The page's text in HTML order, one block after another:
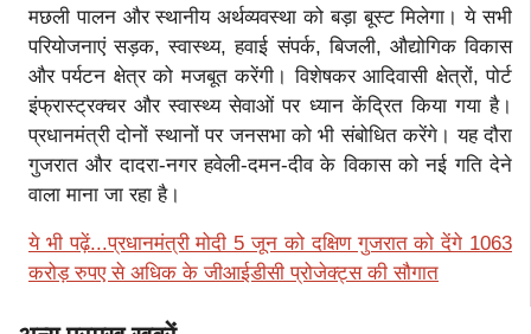
मछली पालन और स्थानीय अर्थव्यवस्था को बड़ा बूस्ट मिलेगा। ये सभी
परियोजनाएं सड़क, स्वास्थ्य, हवाई संपर्क, बिजली, औद्योगिक विकास
और पर्यटन क्षेत्र को मजबूत करेंगी। विशेषकर आदिवासी क्षेत्रों, पोर्ट
इंफ्रास्ट्रक्चर और स्वास्थ्य सेवाओं पर ध्यान केंद्रित किया गया है।
प्रधानमंत्री दोनों स्थानों पर जनसभा को भी संबोधित करेंगे। यह दौरा
गुजरात और दादरा-नगर हवेली-दमन-दीव के विकास को नई गति देने
वाला माना जा रहा है।
ये भी पढ़ें...प्रधानमंत्री मोदी 5 जून को दक्षिण गुजरात को देंगे 1063
करोड़ रुपए से अधिक के जीआईडीसी प्रोजेक्ट्स की सौगात